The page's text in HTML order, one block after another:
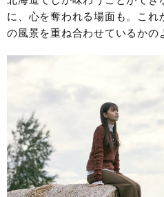
に、心を奪われる場面も。これ
の風景を重ね合わせているかの